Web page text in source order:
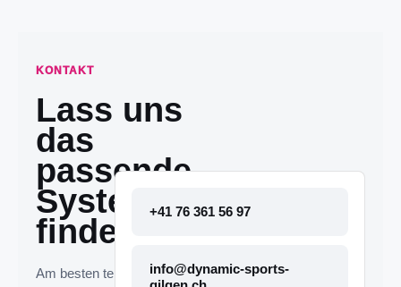
KONTAKT
Lass uns
das
passende
System
finden.
Am besten telefonisch
+41 76 361 56 97
info@dynamic-sports-